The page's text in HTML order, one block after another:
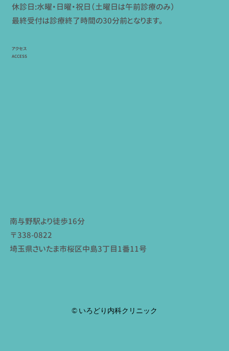
休診日:水曜・日曜・祝日（土曜日は午前診療のみ）
最終受付は診療終了時間の30分前となります。
南与野駅より徒歩16分
〒338-0822
埼玉県さいたま市桜区中島3丁目1番11号
アクセス
ACCESS
© いろどり内科クリニック